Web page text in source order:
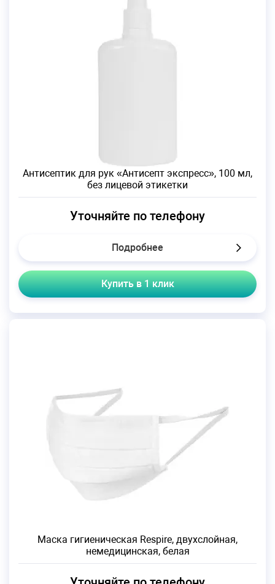
Антисептик для рук «Антисепт экспресс», 100 мл,
без лицевой этикетки
Уточняйте по телефону
Подробнее
Купить в 1 клик
Маска гигиеническая Respire, двухслойная,
немедицинская, белая